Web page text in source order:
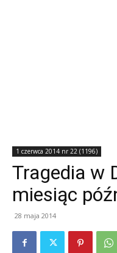
1 czerwca 2014 nr 22 (1196)
Tragedia w
miesiąc
28 maja 2014